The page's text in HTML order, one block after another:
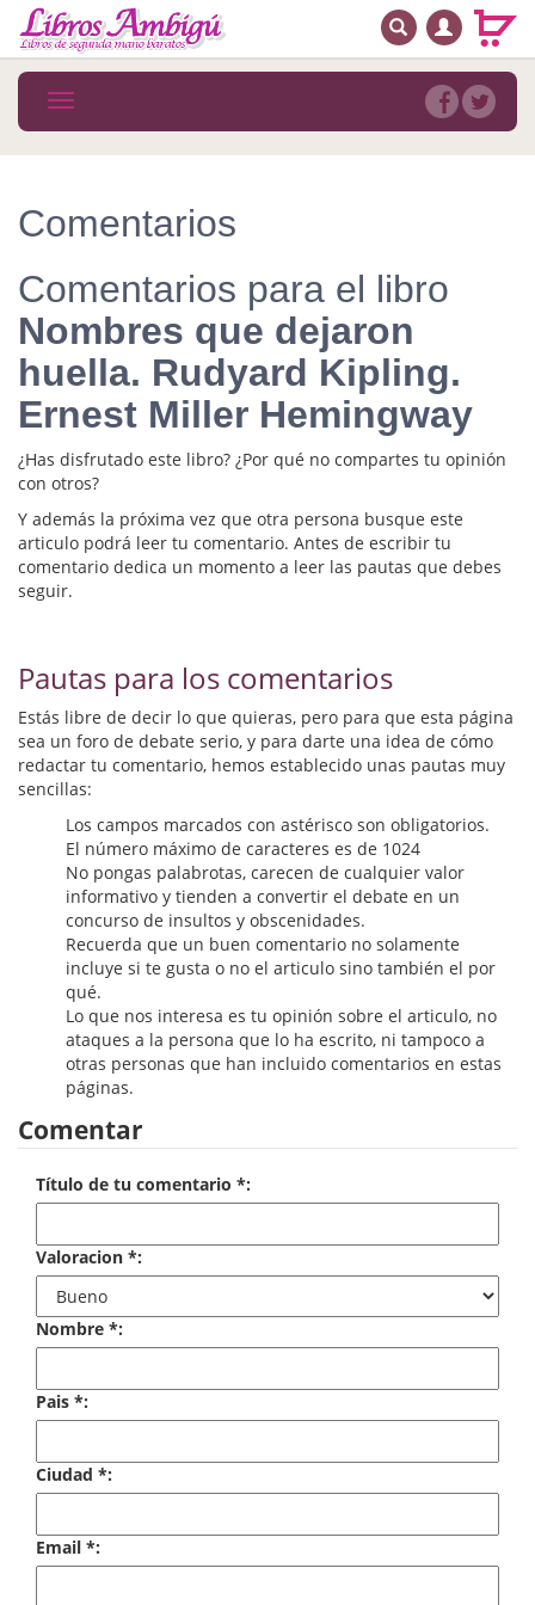
MENÚ PRINCIPAL
Novedades
MATERIAS
Arte
Astrología. Ocultismo
Autoayuda. Conocimiento personal
Biografía
Biografías
Ciencia ficción
Cocina
Cómic
Cuentos y relatos
Deportes
Derecho
Discos deVinilo. LP
Divulgación científica
Economía
Enciclopedias
Ensayo
Filosofía
Física y Química
Física y química
Historia
historia
BUSCAR
Toggle
navigation
Comentarios
Comentarios para el libro
Nombres que dejaron
huella. Rudyard Kipling.
Ernest Miller Hemingway
¿Has disfrutado este libro? ¿Por qué no compartes tu opinión
con otros?
Y además la próxima vez que otra persona busque este
articulo podrá leer tu comentario. Antes de escribir tu
comentario dedica un momento a leer las pautas que debes
seguir.
Pautas para los comentarios
Estás libre de decir lo que quieras, pero para que esta página
sea un foro de debate serio, y para darte una idea de cómo
redactar tu comentario, hemos establecido unas pautas muy
sencillas:
Los campos marcados con astérisco son obligatorios.
El número máximo de caracteres es de 1024
No pongas palabrotas, carecen de cualquier valor
informativo y tienden a convertir el debate en un
concurso de insultos y obscenidades.
Recuerda que un buen comentario no solamente
incluye si te gusta o no el articulo sino también el por
qué.
Lo que nos interesa es tu opinión sobre el articulo, no
ataques a la persona que lo ha escrito, ni tampoco a
otras personas que han incluido comentarios en estas
páginas.
Comentar
Título de tu comentario *:
Valoracion *:
Nombre *:
Pais *:
Ciudad *:
Email *: